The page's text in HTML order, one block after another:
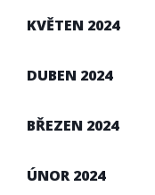
KVĚTEN 2024
DUBEN 2024
BŘEZEN 2024
ÚNOR 2024